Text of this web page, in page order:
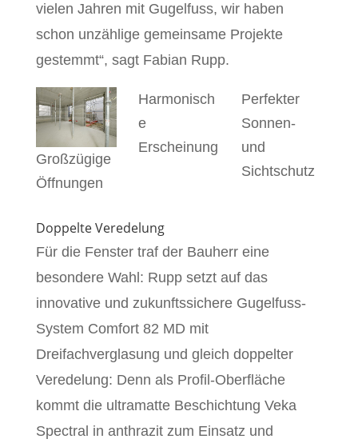
vielen Jahren mit Gugelfuss, wir haben
schon unzählige gemeinsame Projekte
gestemmt“, sagt Fabian Rupp.
Großzügige
Öffnungen
Harmonisch
e
Erscheinung
Perfekter
Sonnen-
und
Sichtschutz
Doppelte Veredelung
Für die Fenster traf der Bauherr eine
besondere Wahl: Rupp setzt auf das
innovative und zukunftssichere Gugelfuss-
System Comfort 82 MD mit
Dreifachverglasung und gleich doppelter
Veredelung: Denn als Profil-Oberfläche
kommt die ultramatte Beschichtung Veka
Spectral in anthrazit zum Einsatz und